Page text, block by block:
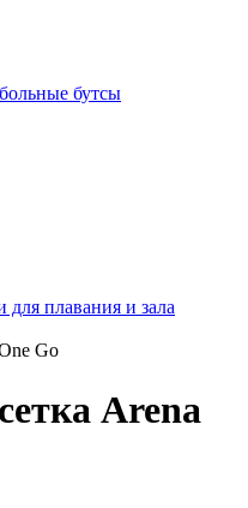
бутсы
плавания и зала
Go
Arena